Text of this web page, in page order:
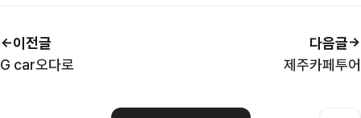
이전글
G car오다로
제주카페투어
다음글